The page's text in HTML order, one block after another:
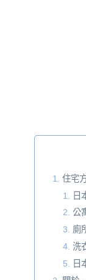
住宅
日
公
廁
洗
日